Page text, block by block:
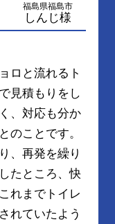
福島県福島市
しんじ様
ロと流れるト
見積もりをし
、対応も分か
のことです。
、再発を繰り
たところ、快
れまでトイレ
れていたよう